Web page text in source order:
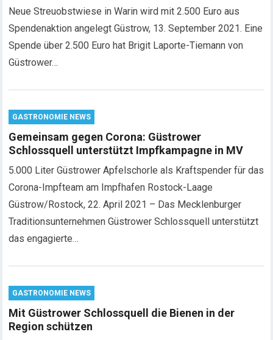
Neue Streuobstwiese in Warin wird mit 2.500 Euro aus
Spendenaktion angelegt Güstrow, 13. September 2021. Eine
Spende über 2.500 Euro hat Brigit Laporte-Tiemann von
Güstrower…
GASTRONOMIE NEWS
Gemeinsam gegen Corona: Güstrower
Schlossquell unterstützt Impfkampagne in MV
5.000 Liter Güstrower Apfelschorle als Kraftspender für das
Corona-Impfteam am Impfhafen Rostock-Laage
Güstrow/Rostock, 22. April 2021 – Das Mecklenburger
Traditionsunternehmen Güstrower Schlossquell unterstützt
das engagierte…
GASTRONOMIE NEWS
Mit Güstrower Schlossquell die Bienen in der
Region schützen